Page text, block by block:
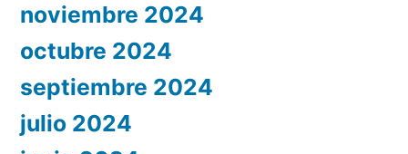
noviembre 2024
octubre 2024
septiembre 2024
julio 2024